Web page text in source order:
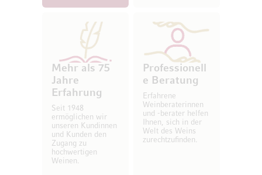
Mehr als 75
Jahre
Erfahrung
Seit 1948
ermöglichen wir
unseren Kundinnen
und Kunden den
Zugang zu
hochwertigen
Weinen.
Professionell
e Beratung
Erfahrene
Weinberaterinnen
und -berater helfen
Ihnen, sich in der
Welt des Weins
zurechtzufinden.